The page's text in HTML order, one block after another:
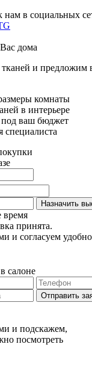
нам в социальных
дома
и предложим
комнаты
в интерьере
под ваш бюджет
специалиста
Назначить
время
принята.
и согласуем
салоне
Отправить
и подскажем,
посмотреть